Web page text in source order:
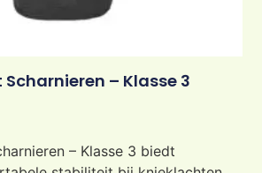
– Klasse 3
– Klasse 3 biedt